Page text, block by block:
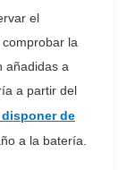
el
la
añadidas a
a partir del
de
a la batería.